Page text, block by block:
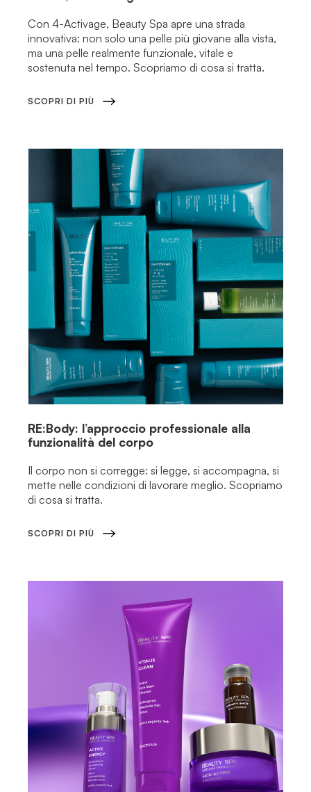
Con 4-Activage, Beauty Spa apre una strada
innovativa: non solo una pelle più giovane alla vista,
ma una pelle realmente funzionale, vitale e
sostenuta nel tempo. Scopriamo di cosa si tratta.
SCOPRI DI PIÙ
RE:Body: l’approccio professionale alla
funzionalità del corpo
Il corpo non si corregge: si legge, si accompagna, si
mette nelle condizioni di lavorare meglio. Scopriamo
di cosa si tratta.
SCOPRI DI PIÙ